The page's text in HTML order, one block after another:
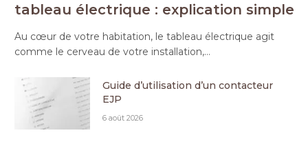
tableau électrique : explication simple
Au cœur de votre habitation, le tableau électrique agit
comme le cerveau de votre installation,…
Guide d’utilisation d’un contacteur
EJP
6 août 2026